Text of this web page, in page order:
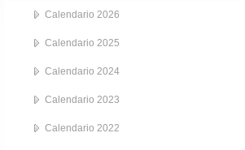
Calendario 2026
Calendario 2025
Calendario 2024
Calendario 2023
Calendario 2022